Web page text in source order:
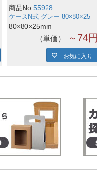
商品No.55928
ケースN式 グレー 80×80×25
80×80×25mm
単価 ～74円
お気に入り